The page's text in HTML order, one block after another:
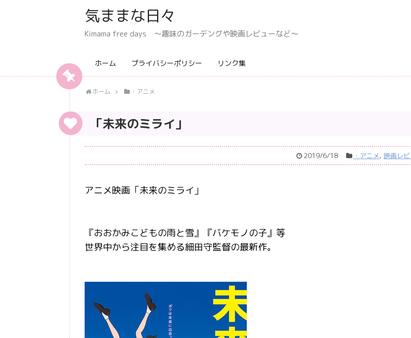
気ままな日々
Kimama free days 〜趣味のガーデングや映画レビューなど〜
ホーム プライバシーポリシー リンク集
ホーム ・アニメ
「未来のミライ」
2019/6/18 ・アニメ, 映画レ
アニメ映画「未来のミライ」
『おおかみこどもの雨と雪』『バケモノの子』等
世界中から注目を集める細田守監督の最新作。